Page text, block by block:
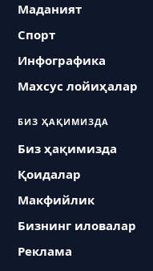
Маданият
Спорт
Инфографика
Махсус лойиҳалар
БИЗ ҲАҚИМИЗДА
Биз ҳақимизда
Қоидалар
Макфийлик
Бизнинг иловалар
Реклама